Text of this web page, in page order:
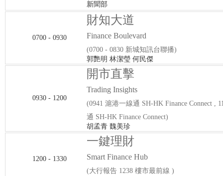
新聞部
0700 - 0930
財知大道
Finance Boulevard
(0700 - 0830 新城知訊台聯播)
郭艷明 林潔瑩 何民傑
0930 - 1200
開市直擊
Trading Insights
(0941 滬港一線通 SH-HK Finance Connect ,
通 SH-HK Finance Connect)
胡孟青 魏美珍
1200 - 1330
一鍵理財
Smart Finance Hub
(大行報告 1238 樓市最前線 )